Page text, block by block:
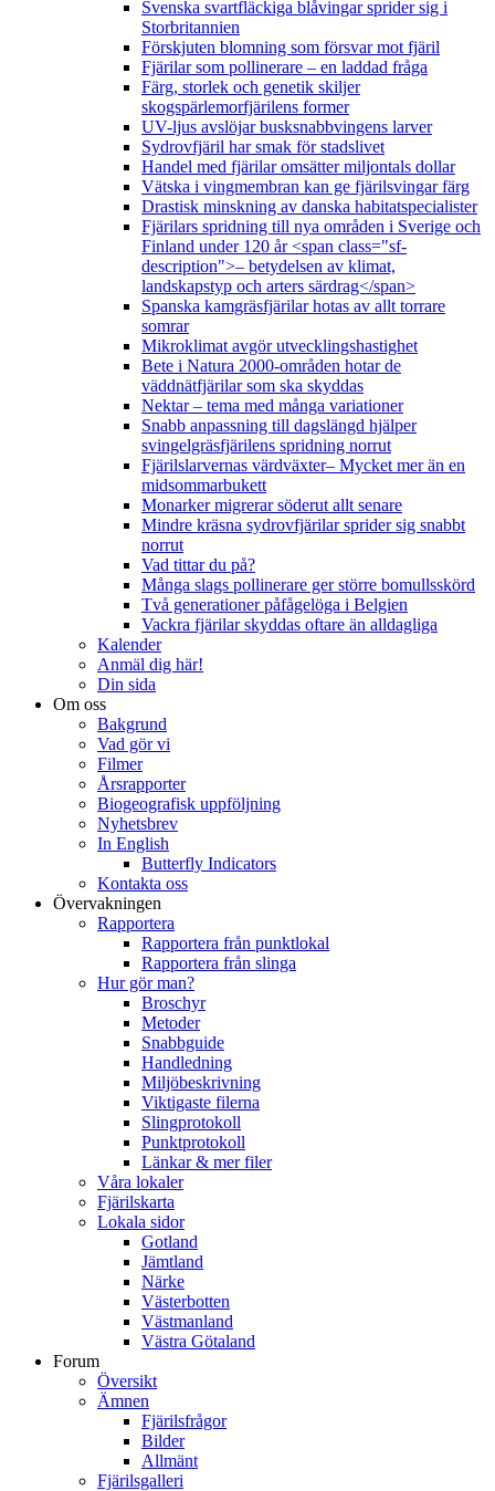
Svenska svartfläckiga blåvingar sprider sig i
Storbritannien
Förskjuten blomning som försvar mot fjäril
Fjärilar som pollinerare – en laddad fråga
Färg, storlek och genetik skiljer
skogspärlemorfjärilens former
UV-ljus avslöjar busksnabbvingens larver
Sydrovfjäril har smak för stadslivet
Handel med fjärilar omsätter miljontals dollar
Vätska i vingmembran kan ge fjärilsvingar färg
Drastisk minskning av danska habitatspecialister
Fjärilars spridning till nya områden i Sverige och
Finland under 120 år <span class="sf-
description">– betydelsen av klimat,
landskapstyp och arters särdrag</span>
Spanska kamgräsfjärilar hotas av allt torrare
somrar
Mikroklimat avgör utvecklingshastighet
Bete i Natura 2000-områden hotar de
väddnätfjärilar som ska skyddas
Nektar – tema med många variationer
Snabb anpassning till dagslängd hjälper
svingelgräsfjärilens spridning norrut
Fjärilslarvernas värdväxter– Mycket mer än en
midsommarbukett
Monarker migrerar söderut allt senare
Mindre kräsna sydrovfjärilar sprider sig snabbt
norrut
Vad tittar du på?
Många slags pollinerare ger större bomullsskörd
Två generationer påfågelöga i Belgien
Vackra fjärilar skyddas oftare än alldagliga
Kalender
Anmäl dig här!
Din sida
Om oss
Bakgrund
Vad gör vi
Filmer
Årsrapporter
Biogeografisk uppföljning
Nyhetsbrev
In English
Butterfly Indicators
Kontakta oss
Övervakningen
Rapportera
Rapportera från punktlokal
Rapportera från slinga
Hur gör man?
Broschyr
Metoder
Snabbguide
Handledning
Miljöbeskrivning
Viktigaste filerna
Slingprotokoll
Punktprotokoll
Länkar & mer filer
Våra lokaler
Fjärilskarta
Lokala sidor
Gotland
Jämtland
Närke
Västerbotten
Västmanland
Västra Götaland
Forum
Översikt
Ämnen
Fjärilsfrågor
Bilder
Allmänt
Fjärilsgalleri